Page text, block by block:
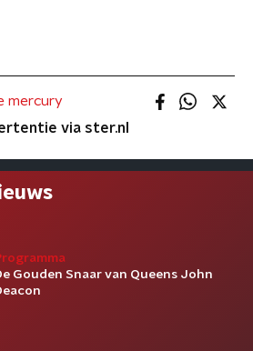
mercury
via ster.nl
Gouden Snaar van Queens John